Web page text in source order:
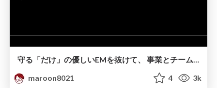
守る「だけ」の優しいEMを抜けて、 事業とチームを両方見る視点を身につけた話
maroon8021
4 3k